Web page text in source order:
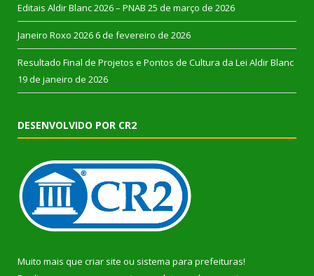
Editais Aldir Blanc 2026 – PNAB 25 de março de 2026
Janeiro Roxo 2026 6 de fevereiro de 2026
Resultado Final de Projetos e Pontos de Cultura da Lei Aldir Blanc
19 de janeiro de 2026
DESENVOLVIDO POR CR2
Muito mais que criar site ou sistema para prefeituras!